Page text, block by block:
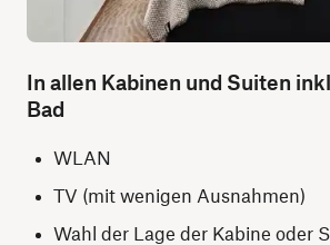
In allen Kabinen und Suiten
Bad
WLAN
TV (mit wenigen Ausnahmen)
Wahl der Lage der Kabine oder